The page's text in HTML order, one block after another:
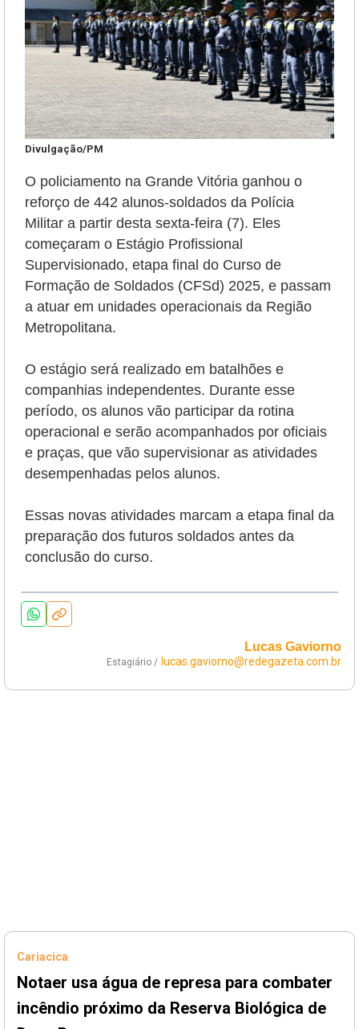
Divulgação/PM
O policiamento na Grande Vitória ganhou o
reforço de 442 alunos-soldados da Polícia
Militar a partir desta sexta-feira (7). Eles
começaram o Estágio Profissional
Supervisionado, etapa final do Curso de
Formação de Soldados (CFSd) 2025, e passam
a atuar em unidades operacionais da Região
Metropolitana.
O estágio será realizado em batalhões e
companhias independentes. Durante esse
período, os alunos vão participar da rotina
operacional e serão acompanhados por oficiais
e praças, que vão supervisionar as atividades
desempenhadas pelos alunos.
Essas novas atividades marcam a etapa final da
preparação dos futuros soldados antes da
conclusão do curso.
Lucas Gaviorno
Estagiário / lucas.gaviorno@redegazeta.com.br
Cariacica
Notaer usa água de represa para combater
incêndio próximo da Reserva Biológica de